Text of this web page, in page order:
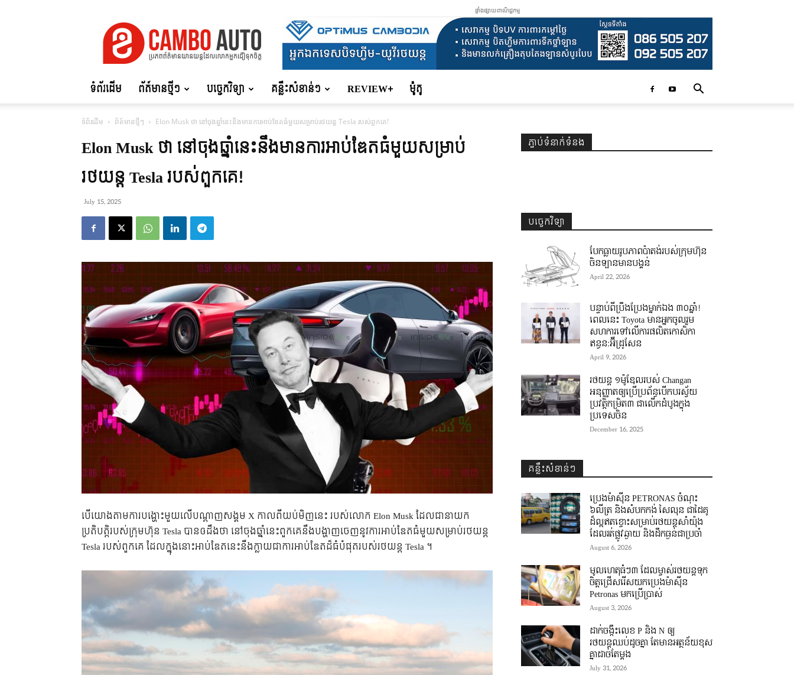
Auto
ផ្ទាំងផ្សាយពាណិជ្ជកម្ម
ទំព័រដើម ព័ត៍មានថ្មីៗ បច្ចេកវិទ្យា គន្លឹះសំខាន់ៗ REVIEW+ ម៉ូតូ
ទំព័រដើម ព័ត៍មានថ្មីៗ Elon Musk ថា នៅចុងឆ្នាំនេះនឹងមានការអាប់ឌែតធំមួយសម្រាប់រថយន្ត Tesla របស់ពួកគេ!
Elon Musk ថា នៅចុងឆ្នាំនេះនឹងមានការអាប់ឌែតធំមួយសម្រាប់
រថយន្ត Tesla របស់ពួកគេ!
July 15, 2025
បើយោងតាមការបង្ហោះមួយលើបណ្តាញសង្គម X កាលពីយប់មិញនេះ របស់លោក Elon Musk ដែលជានាយក
ប្រតិបត្តិរបស់ក្រុមហ៊ុន Tesla បានឲដឹងថា នៅចុងឆ្នាំនេះពួកគេនឹងបង្ហាញចេញនូវការអាប់ឌែតធំមួយសម្រាប់រថយន្ត
Tesla របស់ពួកគេ ដែលក្នុងនោះអាប់ឌែតនេះ​នឹងក្លាយជាការអាប់ឌែតដ៏ធំបំផុតរបស់រថយន្ត Tesla ។
ភ្ជាប់ទំនាក់ទំនង
បច្ចេកវិទ្យា
បែកធ្លាយរូបភាពប៉ាតង់របស់ក្រុមហ៊ុន
ចិនឡានមានបង្គន់
April 22, 2026
បន្ទាប់ពីប្រឹងប្រែងម្នាក់ឯង ៣០ឆ្នាំ! ​
ពេលនេះ Toyota មានអ្នកចូលរួម
សហការទៅលើការផលិតកោសិកា
ឥន្ធន:អ៊ីដ្រូសែន
April 9, 2026
រថយន្ត ១ម៉ូឌែលរបស់ Changan
អនុញ្ញាតឲ្យប្រើប្រព័ន្ធបើកបរស្វ័យ
ប្រវត្តិកម្រិត៣ ជាលើកដំបូងក្នុង
ប្រទេសចិន
December 16, 2025
គន្លឹះសំខាន់ៗ
ប្រេងម៉ាស៊ីន PETRONAS ចំណុះ
៦លីត្រ និងសំបកកង់ សៃលុន ជាដៃគូ
ដ៏ល្អឥតខ្ចោះសម្រាប់រថយន្តសាំយ៉ុង
ដែលរត់ផ្លូវឆ្ងាយ និងដឹកធ្ងន់ជាប្រចាំ
August 6, 2026
មូលហេតុធំៗ៣ ដែលម្ចាស់រថយន្តទុក
ចិត្តជ្រើសរើសយកប្រេងម៉ាស៊ីន
Petronas មកប្រើប្រាស់
August 3, 2026
ដាក់ចង្កឹះលេខ P និង N ឲ្យ
រថយន្តឈប់ដូចគ្នា តែមានអត្ថន័យខុស
គ្នាដាច់តែម្តង
July 31, 2026